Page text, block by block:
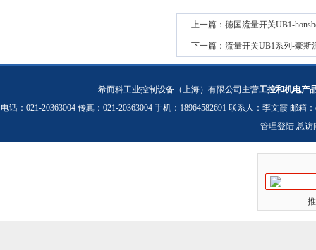
上一篇： 德国流量开关UB1-
下一篇： 流量开关UB1系列-豪斯
希而科工业控制设备（上海）有限公司主营工控和机电产
电话：021-20363004 传真：021-20363004 手机：18964582691 联系人：李文霞 邮箱：
管理登陆 总访